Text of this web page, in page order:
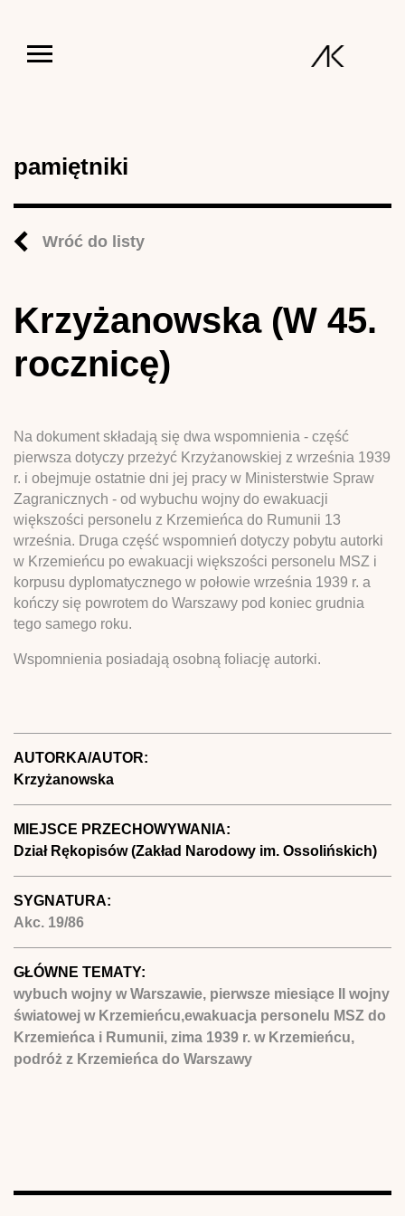
pamiętniki
Wróć do listy
Krzyżanowska (W 45.
rocznicę)
Na dokument składają się dwa wspomnienia - część
pierwsza dotyczy przeżyć Krzyżanowskiej z września 1939
r. i obejmuje ostatnie dni jej pracy w Ministerstwie Spraw
Zagranicznych - od wybuchu wojny do ewakuacji
większości personelu z Krzemieńca do Rumunii 13
września. Druga część wspomnień dotyczy pobytu autorki
w Krzemieńcu po ewakuacji większości personelu MSZ i
korpusu dyplomatycznego w połowie września 1939 r. a
kończy się powrotem do Warszawy pod koniec grudnia
tego samego roku.
Wspomnienia posiadają osobną foliację autorki.
AUTORKA/AUTOR:
Krzyżanowska
MIEJSCE PRZECHOWYWANIA:
Dział Rękopisów (Zakład Narodowy im. Ossolińskich)
SYGNATURA:
Akc. 19/86
GŁÓWNE TEMATY:
wybuch wojny w Warszawie, pierwsze miesiące II wojny
światowej w Krzemieńcu,ewakuacja personelu MSZ do
Krzemieńca i Rumunii, zima 1939 r. w Krzemieńcu,
podróż z Krzemieńca do Warszawy